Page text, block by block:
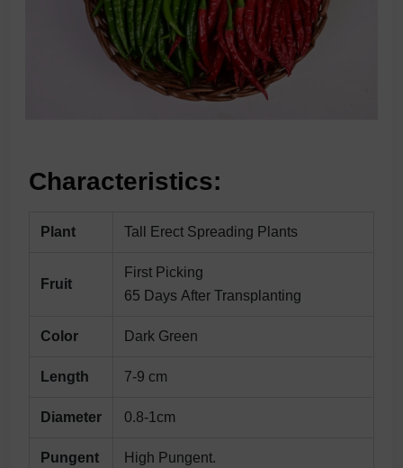
Characteristics:
Plant Tall Erect Spreading Plants
Fruit
First Picking
65 Days After Transplanting
Color Dark Green
Length 7-9 cm
Diameter 0.8-1cm
Pungent High Pungent.